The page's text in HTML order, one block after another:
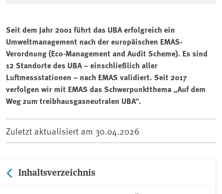
Seit dem Jahr 2001 führt das UBA erfolgreich ein
Umweltmanagement nach der europäischen EMAS-
Verordnung (Eco-Management and Audit Scheme). Es sind
12 Standorte des UBA – einschließlich aller
Luftmessstationen – nach EMAS validiert. Seit 2017
verfolgen wir mit EMAS das Schwerpunktthema „Auf dem
Weg zum treibhausgasneutralen UBA“.
Zuletzt aktualisiert am 30.04.2026
Inhaltsverzeichnis